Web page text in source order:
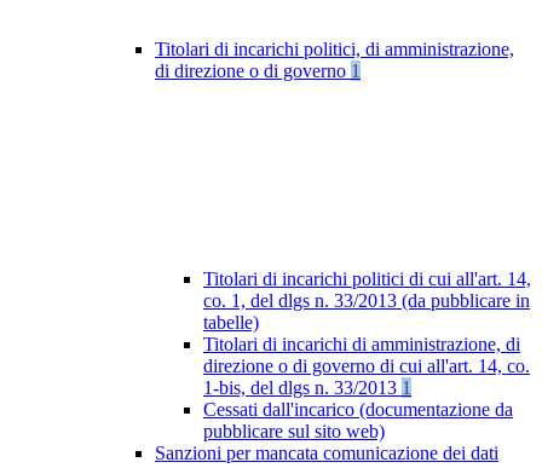
Titolari di incarichi politici, di amministrazione,
di direzione o di governo 1
Titolari di incarichi politici di cui all'art. 14,
co. 1, del dlgs n. 33/2013 (da pubblicare in
tabelle)
Titolari di incarichi di amministrazione, di
direzione o di governo di cui all'art. 14, co.
1-bis, del dlgs n. 33/2013 1
Cessati dall'incarico (documentazione da
pubblicare sul sito web)
Sanzioni per mancata comunicazione dei dati